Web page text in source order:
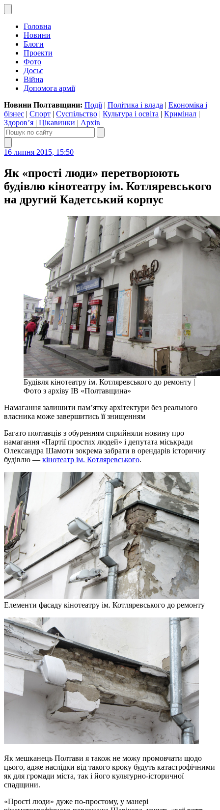
Головна
Новини
Блоги
Проекти
Фото
Досьє
Війна
Допомога армії
Новини Полтавщини: Події| Політика і влада | Економіка і
бізнес | Спорт | Суспільство | Культура і освіта | Кримінал |
Здоров’я | Цікавинки | Архів
16 липня 2015, 15:50
Як «прості люди» перетворюють
будівлю кінотеатру ім. Котляревського
на другий Кадетський корпус
Будівля кінотеатру ім. Котляревського до ремонту |
Фото з архіву ІВ «Полтавщина»
Намагання залишити пам’ятку архітектури без реального
власника може завершитись її знищенням
Багато полтавців з обуренням сприйняли новину про
намагання «Партії простих людей» і депутата міськради
Олександра Шамоти зокрема забрати в орендарів історичну
будівлю — кінотеатр ім. Котляревського.
Елементи фасаду кінотеатру ім. Котляревського до ремонту
Як мешканець Полтави я також не можу промовчати щодо
цього, адже наслідки від такого кроку будуть катастрофічними
як для громади міста, так і його культурно-історичної
спадщини.
«Прості люди» дуже по-простому, у манері